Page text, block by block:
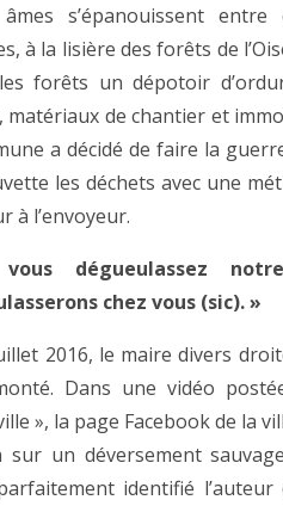
s’épanouissent
à la lisière des forêts de
forêts un dépotoir
matériaux de chantier et
a décidé de faire la
les déchets avec une
à l’envoyeur.
dégueulassez
chez vous (sic). »
2016, le maire divers
Dans une vidéo
», la page Facebook de la
sur un déversement
identifié